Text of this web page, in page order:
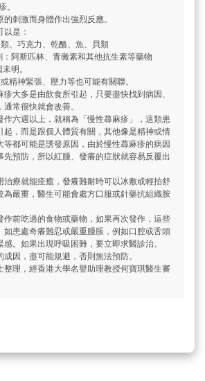
刺激而身體作出強烈反應。
是：
、巧克力、乾酪、魚、貝類
阿斯匹林、青黴素和其他抗生素等藥物
明。
精神緊張、壓力等也可能有關聯。
大多是由飲食所引起，只要盡快找到病因、
常很快就會改善。
作六週以上，就稱為「慢性蕁麻疹」，這類患
起，而是跟個人體質有關，其他像是精神或情
等都可能是誘發原因，由於慢性蕁麻疹的病因
先預防，所以紅腫、發癢的症狀就容易反覆出
治療就能痊癒，發癢難耐時可以冰敷或輕拍舒
為嚴重，醫生可能會處方口服或針藥抗組織胺
作前吃過的食物或藥物，如果再次發作，這些
如患處奇癢難忍或嚴重腫脹，例如口腔或舌頭
。如果出現呼吸困難，要立即求醫診治。
因，盡可能規避，否則無法預防。
整理，經香港大學名譽助理教授何寶琪醫生審